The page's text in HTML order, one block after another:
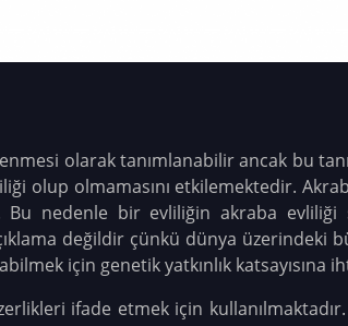
olarak tanımlanabilir ancak bu
olup olmamasını etkilemektedir.
Bu nedenle bir evliliğin akraba evliliği
değildir çünkü dünya üzerindeki
için genetik yatkınlık katsayısına
ifade etmek için kullanılmaktadır.